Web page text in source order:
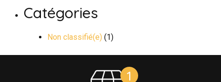
Catégories
Non classifié(e) (1)